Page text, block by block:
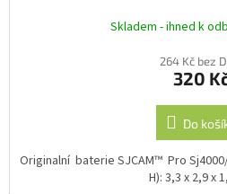
Skladem - ihned k
264 Kč bez
320
Do
Originalní baterie SJCAM™ Pro
H): 3,3 x 2,9 x